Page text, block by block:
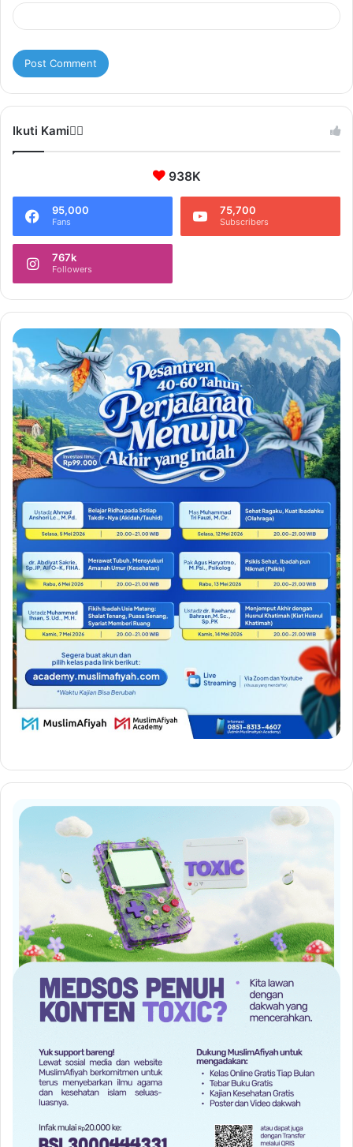
Ikuti Kami❤️‍🔥
938K
95,000
Fans
75,700
Subscribers
767k
Followers